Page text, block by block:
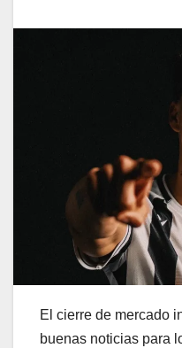
El cierre de mercado
buenas noticias para